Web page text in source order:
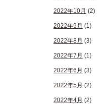
2022年10月 (2)
2022年9月 (1)
2022年8月 (3)
2022年7月 (1)
2022年6月 (3)
2022年5月 (2)
2022年4月 (2)